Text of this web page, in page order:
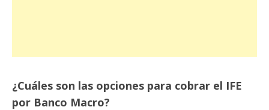
¿Cuáles son las opciones para cobrar el IFE
por Banco Macro?